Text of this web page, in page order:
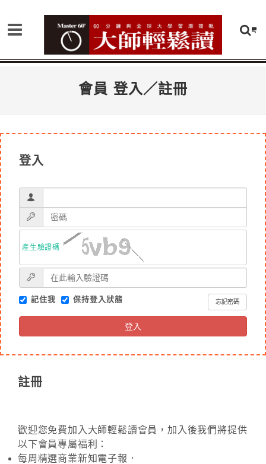
會員 登入／註冊
登入
產生驗證碼
記住我 保持登入狀態 忘記密碼
登入
註冊
歡迎您免費加入大師輕鬆讀會員，加入後我們將提供
以下會員專屬福利：
每周精選商業新知電子報．